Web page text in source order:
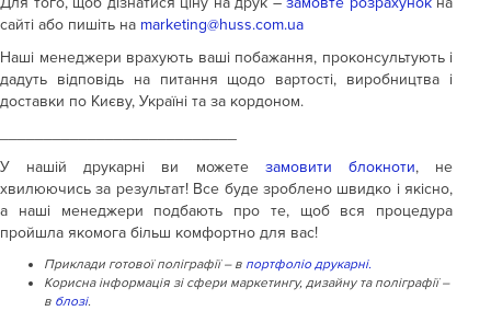
сайті або пишіть на marketing@huss.com.ua
Наші менеджери врахують ваші побажання, проконсультують і
дадуть відповідь на питання щодо вартості, виробництва і
доставки по Києву, Україні та за кордоном.
У нашій друкарні ви можете замовити блокноти, не
хвилюючись за результат! Все буде зроблено швидко і якісно,
а наші менеджери подбають про те, щоб вся процедура
пройшла якомога більш комфортно для вас!
Приклади готової поліграфії – в портфоліо друкарні.
Корисна інформація зі сфери маркетингу, дизайну та поліграфії –
в блозі.